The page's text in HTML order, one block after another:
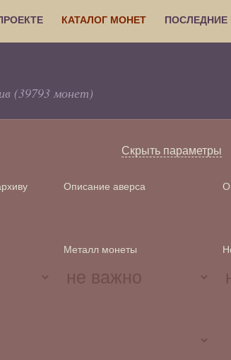
КАТАЛОГ МОНЕТ ПОСЛЕДНИЕ
(39793 монет)
Скрыть параметры
Описание аверса
Металл монеты